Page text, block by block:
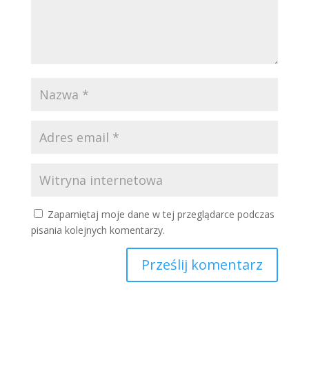
Zapamiętaj moje dane w tej przeglądarce podczas
pisania kolejnych komentarzy.